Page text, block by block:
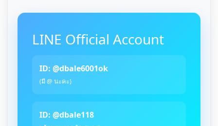
LINE Official Account
ID: @dbale6001ok
(มี @ นะคะ)
ID: @dbale118